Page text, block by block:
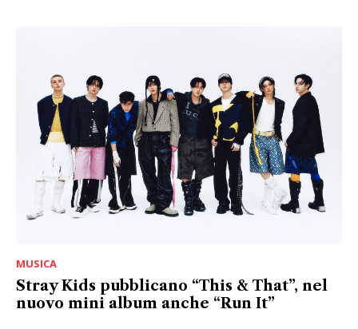
MUSICA
Stray Kids pubblicano “This & That”, nel
nuovo mini album anche “Run It”